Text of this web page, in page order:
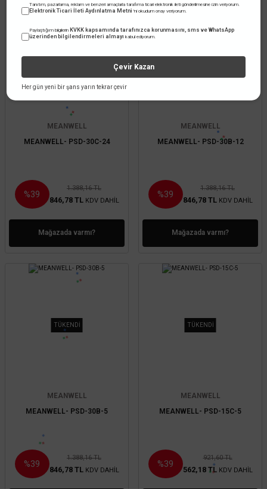
TÜKENDİ
MEANWELL
MEANWELL- PSD-30C-24
%39
1.388,16 TL
846,78 TL KDV DAHİL
Mağazada varmı?
TÜKENDİ
MEANWELL
MEANWELL- PSD-30B-12
%39
1.388,16 TL
846,78 TL KDV DAHİL
Mağazada varmı?
TÜKENDİ
MEANWELL
MEANWELL- PSD-30B-5
%39
1.388,16 TL
846,78 TL KDV DAHİL
TÜKENDİ
MEANWELL
MEANWELL- PSD-15C-5
%39
921,60 TL
562,18 TL KDV DAHİL
Tanıtım, pazarlama, reklam ve benzeri amaçlarla tarafıma ticari elektronik ileti gönderilmesine izin veriyorum.
Elektronik Ticari İleti Aydınlatma Metni 'ni okudum onay veriyorum.
Paylaştığım bilgilerin KVKK kapsamında tarafınızca korunmasını, sms ve WhatsApp
üzerinden bilgilendirmeleri almayı kabul ediyorum.
Çevir Kazan
Her gün yeni bir şans yarın tekrar çevir